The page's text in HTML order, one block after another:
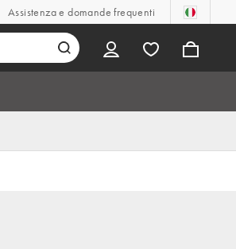
Assistenza e domande frequenti